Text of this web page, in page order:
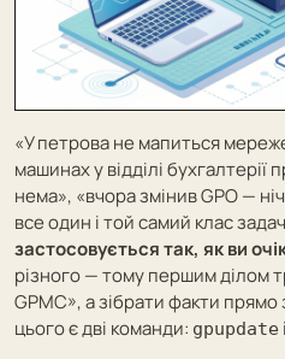
«У петрова не мапиться
машинах у відділі бухгалтерії
нема», «вчора змінив GPO —
все один і той самий клас
застосовується так, як ви
різного — тому першим ділом
GPMC», а зібрати факти
цього є дві команди: gpupdate і